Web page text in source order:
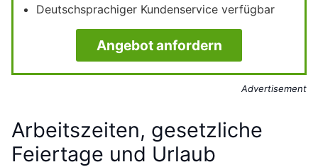
Deutschsprachiger Kundenservice verfügbar
Angebot anfordern
Advertisement
Arbeitszeiten, gesetzliche
Feiertage und Urlaub